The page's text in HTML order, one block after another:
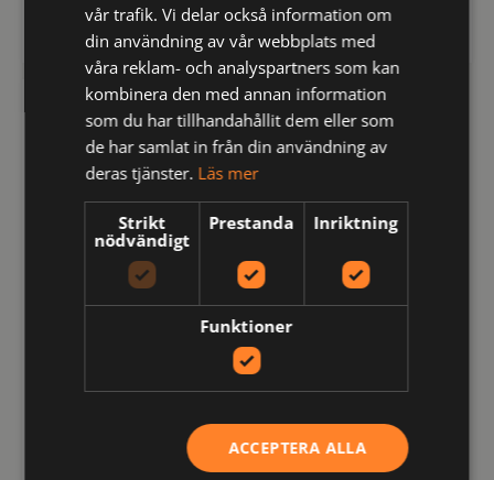
kr inkl moms 296kr inkl moms
vår trafik. Vi delar också information om
din användning av vår webbplats med
våra reklam- och analyspartners som kan
kombinera den med annan information
som du har tillhandahållit dem eller som
de har samlat in från din användning av
deras tjänster. Läs mer
Strikt
nödvändigt
Prestanda Inriktning
Funktioner
ACCEPTERA ALLA